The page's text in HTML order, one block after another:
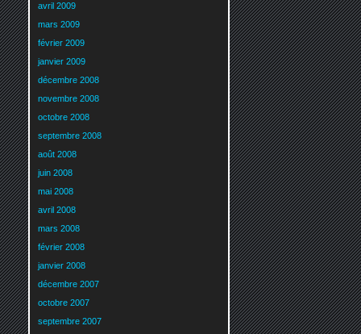
avril 2009
mars 2009
février 2009
janvier 2009
décembre 2008
novembre 2008
octobre 2008
septembre 2008
août 2008
juin 2008
mai 2008
avril 2008
mars 2008
février 2008
janvier 2008
décembre 2007
octobre 2007
septembre 2007